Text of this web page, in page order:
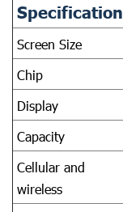
Specification
Screen Size
Chip
Display
Capacity
Cellular and
wireless